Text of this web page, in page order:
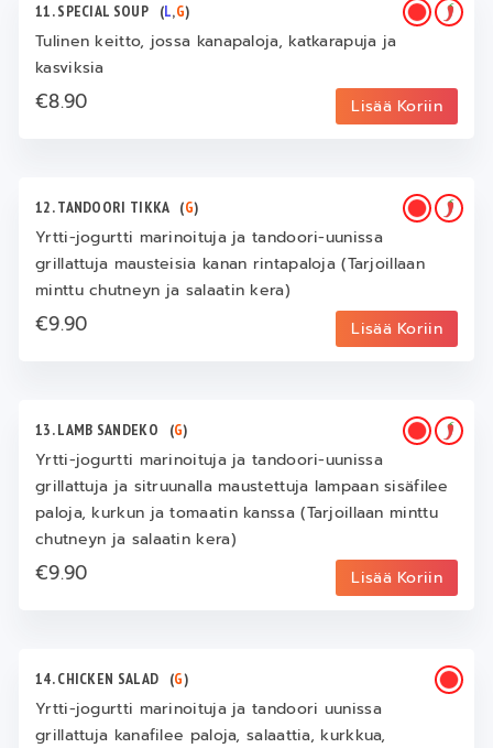
11. SPECIAL SOUP (L,G)
Tulinen keitto, jossa kanapaloja, katkarapuja ja
kasviksia
€8.90 Lisää Koriin
12. TANDOORI TIKKA (G)
Yrtti-jogurtti marinoituja ja tandoori-uunissa
grillattuja mausteisia kanan rintapaloja (Tarjoillaan
minttu chutneyn ja salaatin kera)
€9.90 Lisää Koriin
13. LAMB SANDEKO (G)
Yrtti-jogurtti marinoituja ja tandoori-uunissa
grillattuja ja sitruunalla maustettuja lampaan sisäfilee
paloja, kurkun ja tomaatin kanssa (Tarjoillaan minttu
chutneyn ja salaatin kera)
€9.90 Lisää Koriin
14. CHICKEN SALAD (G)
Yrtti-jogurtti marinoituja ja tandoori uunissa
grillattuja kanafilee paloja, salaattia, kurkkua,